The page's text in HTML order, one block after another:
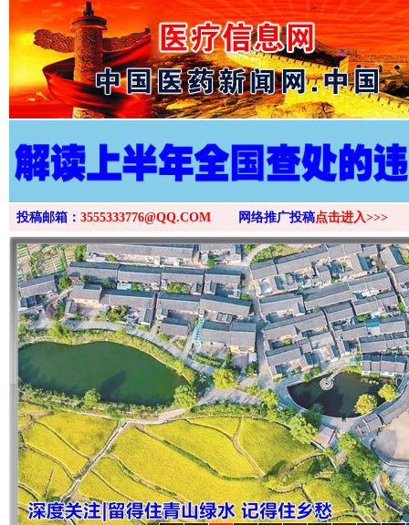
>
投稿邮箱： 3555333776@QQ.COM 网络推广投稿点击进入>>>